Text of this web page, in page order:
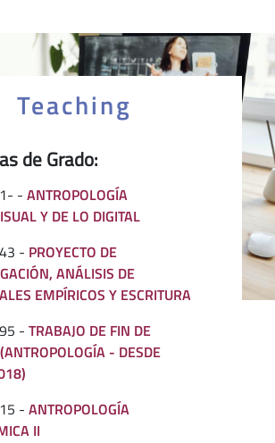
Teaching
de Grado:
-ANTROPOLOGÍA
Y DE LO DIGITAL
- PROYECTO DE
ANÁLISIS DE
EMPÍRICOS Y ESCRITURA
-TRABAJO DE FIN DE
- DESDE
-ANTROPOLOGÍA
II